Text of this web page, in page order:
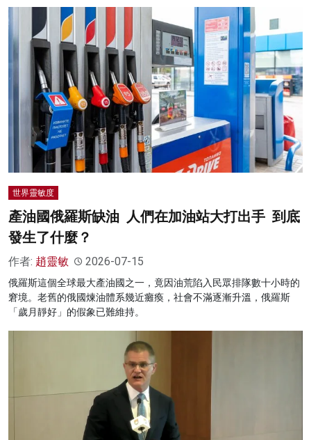
世界靈敏度
產油國俄羅斯缺油 人們在加油站大打出手 到底
發生了什麼？
作者: 趙靈敏 2026-07-15
俄羅斯這個全球最大產油國之一，竟因油荒陷入民眾排隊數十小時的
窘境。老舊的俄國煉油體系幾近癱瘓，社會不滿逐漸升溫，俄羅斯
「歲月靜好」的假象已難維持。